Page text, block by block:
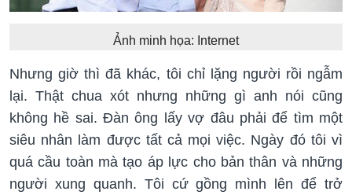
Ảnh minh họa: Internet
Nhưng giờ thì đã khác, tôi chỉ lặng người rồi ngẫm
lại. Thật chua xót nhưng những gì anh nói cũng
không hề sai. Đàn ông lấy vợ đâu phải để tìm một
siêu nhân làm được tất cả mọi việc. Ngày đó tôi vì
quá cầu toàn mà tạo áp lực cho bản thân và những
người xung quanh. Tôi cứ gồng mình lên để trở